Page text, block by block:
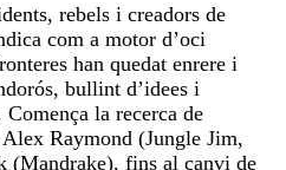
rebels i creadors de
com a motor d’oci
han quedat enrere i
bullint d’idees i
la recerca de
Raymond (Jungle Jim,
(Mandrake), fins al canvi de